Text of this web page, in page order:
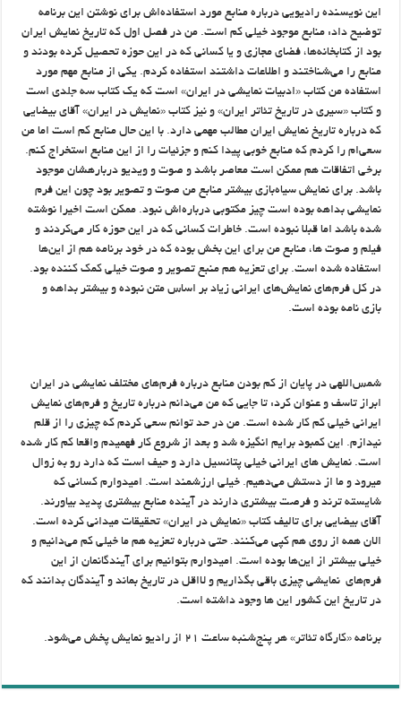
این نویسنده رادیویی درباره منابع مورد استفاده‌اش برای نوشتن این برنامه
توضیح داد: منابع موجود خیلی کم است. من در فصل اول که تاریخ نمایش ایران
بود از کتابخانه‌ها، فضای مجازی و یا کسانی که در این حوزه تحصیل کرده بودند و
منابع را می‌شناختند و اطلاعات داشتند استفاده کردم. یکی از منابع مهم مورد
استفاده من کتاب «ادبیات نمایشی در ایران» است که یک کتاب سه جلدی است
و کتاب «سیری در تاریخ تئاتر ایران» و نیز کتاب «نمایش در ایران» آقای بیضایی
که درباره تاریخ نمایش ایران مطالب مهمی دارد. با این حال منابع کم است اما من
سعی‌ام را کردم که منابع خوبی پیدا کنم و جزئیات را از این منابع استخراج کنم.
برخی اتفاقات هم ممکن است معاصر باشد و صوت و ویدیو دربارهشان موجود
باشد. برای نمایش سیاه‌بازی بیشتر منابع من صوت و تصویر بود چون این فرم
نمایشی بداهه بوده است چیز مکتوبی درباره‌اش نبود. ممکن است اخیرا نوشته
شده باشد اما قبلا نبوده است. خاطرات کسانی که در این حوزه کار می‌کردند و
فیلم و صوت ها، منابع من برای این بخش بوده که در خود برنامه هم از این‌ها
استفاده شده است. برای تعزیه هم منبع تصویر و صوت خیلی کمک کننده بود.
در کل فرم‌های نمایش‌های ایرانی زیاد بر اساس متن نبوده و بیشتر بداهه و
بازی نامه بوده است.
شمس‌اللهی در پایان از کم بودن منابع درباره فرم‌های مختلف نمایشی در ایران
ابراز تاسف و عنوان کرد: تا جایی که من می‌دانم درباره تاریخ و فرم‌های نمایش
ایرانی خیلی کم کار شده است. من در حد توانم سعی کردم که چیزی را از قلم
نیدازم. این کمبود برایم انگیزه شد و بعد از شروع کار فهمیدم واقعا کم کار شده
است. نمایش های ایرانی خیلی پتانسیل دارد و حیف است که دارد رو به زوال
میرود و ما از دستش می‌دهیم. خیلی ارزشمند است. امیدوارم کسانی که
شایسته ترند و فرصت بیشتری دارند در آینده منابع بیشتری پدید بیاورند.
آقای بیضایی برای تالیف کتاب «نمایش در ایران» تحقیقات میدانی کرده است.
الان همه از روی هم کپی می‌کنند. حتی درباره تعزیه هم ما خیلی کم می‌دانیم و
خیلی بیشتر از این‌ها بوده است. امیدوارم بتوانیم برای آیندگانمان از این
فرم‌های نمایشی چیزی باقی بگذاریم و لااقل در تاریخ بماند و آیندگان بدانند که
در تاریخ این کشور این ها وجود داشته است.
برنامه «کارگاه تئاتر» هر پنج‌شنبه ساعت ۲۱ از رادیو نمایش پخش می‌شود.